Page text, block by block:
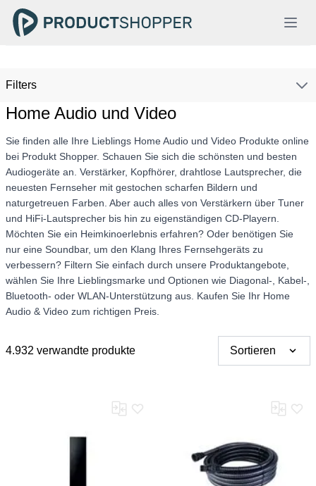
Filters
Home Audio und Video
Sie finden alle Ihre Lieblings Home Audio und Video Produkte online
bei Produkt Shopper. Schauen Sie sich die schönsten und besten
Audiogeräte an. Verstärker, Kopfhörer, drahtlose Lautsprecher, die
neuesten Fernseher mit gestochen scharfen Bildern und
naturgetreuen Farben. Aber auch alles von Verstärkern über Tuner
und HiFi-Lautsprecher bis hin zu eigenständigen CD-Playern.
Möchten Sie ein Heimkinoerlebnis erfahren? Oder benötigen Sie
nur eine Soundbar, um den Klang Ihres Fernsehgeräts zu
verbessern? Filtern Sie einfach durch unsere Produktangebote,
wählen Sie Ihre Lieblingsmarke und Optionen wie Diagonal-, Kabel-,
Bluetooth- oder WLAN-Unterstützung aus. Kaufen Sie Ihr Home
Audio & Video zum richtigen Preis.
4.932 verwandte produkte Sortieren